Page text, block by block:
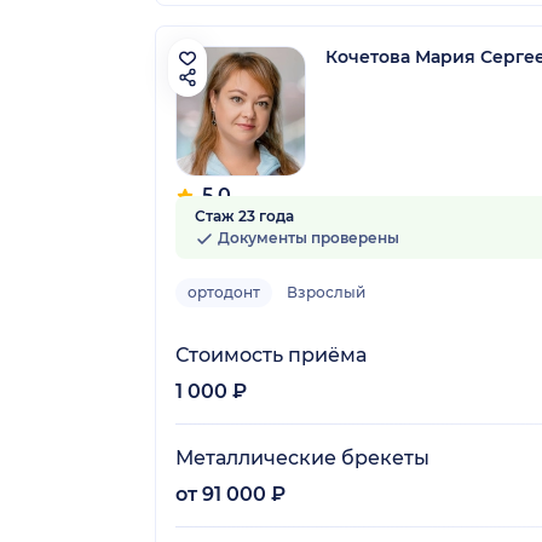
5.0
2 отзыва
Кочетова Мария
Стаж 23 года
Документы проверены
ортодонт Взрослый
Стоимость приёма
1 000 ₽
Металлические брекеты
от 91 000 ₽